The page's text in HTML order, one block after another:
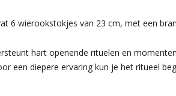
6 wierookstokjes van 23 cm, met een
hart openende rituelen en
een diepere ervaring kun je het ritueel